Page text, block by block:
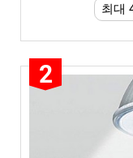
최대
2